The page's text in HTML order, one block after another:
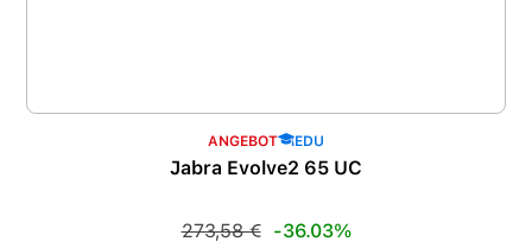
ANGEBOT EDU
Jabra Evolve2 65 UC
Verkaufspreis:
Regulärer Preis:
273,58 €
-36.03%